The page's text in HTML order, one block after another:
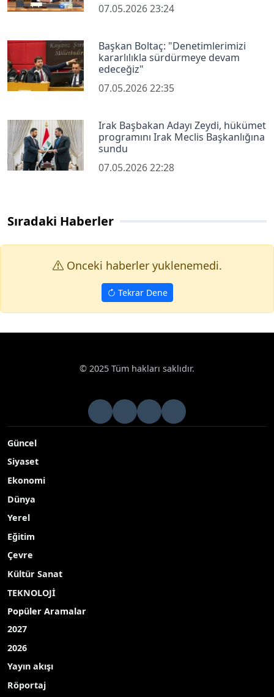
07.05.2026 23:24
Başkan Boltaç: "Denetimlerimizi
kararlılıkla sürdürmeye devam
edeceğiz"
07.05.2026 22:35
Irak Başbakan Adayı Zeydi, hükümet
programını Irak Meclis Başkanlığına
sundu
07.05.2026 22:28
Sıradaki Haberler
Onceki haberler yuklenemedi.
Tekrar Dene
© 2025 Tüm hakları saklıdır.
Güncel
Siyaset
Ekonomi
Dünya
Yerel
Eğitim
Çevre
Kültür Sanat
TEKNOLOJİ
Popüler Aramalar
2027
2026
Yayın akışı
Röportaj